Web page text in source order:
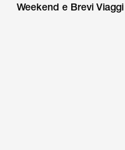
Weekend e Brevi Viaggi